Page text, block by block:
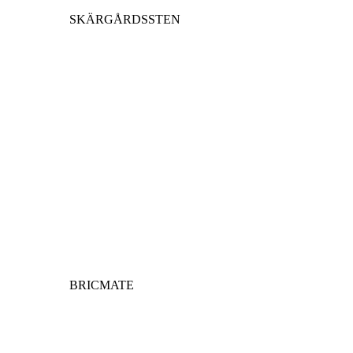
SKÄRGÅRDSSTEN
BRICMATE